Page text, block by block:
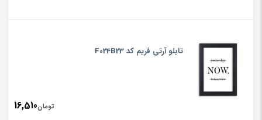
تابلو آرتی فریم کد F024B23
تومان16,510